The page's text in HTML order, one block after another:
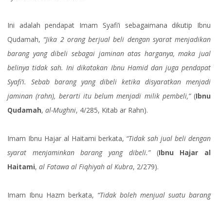
Ini adalah pendapat Imam Syafi’i sebagaimana dikutip Ibnu
Qudamah, “Jika 2 orang berjual beli dengan syarat menjadikan
barang yang dibeli sebagai jaminan atas harganya, maka jual
belinya tidak sah. Ini dikatakan Ibnu Hamid dan juga pendapat
Syafi’i. Sebab barang yang dibeli ketika disyaratkan menjadi
jaminan (rahn), berarti itu belum menjadi milik pembeli,”(Ibnu
Qudamah, al-Mughni, 4/285, Kitab ar Rahn).
Imam Ibnu Hajar al Haitami berkata, “Tidak sah jual beli dengan
syarat menjaminkan barang yang dibeli.”(Ibnu Hajar al
Haitami, al Fatawa al Fiqhiyah al Kubra, 2/279).
Imam Ibnu Hazm berkata, “Tidak boleh menjual suatu barang